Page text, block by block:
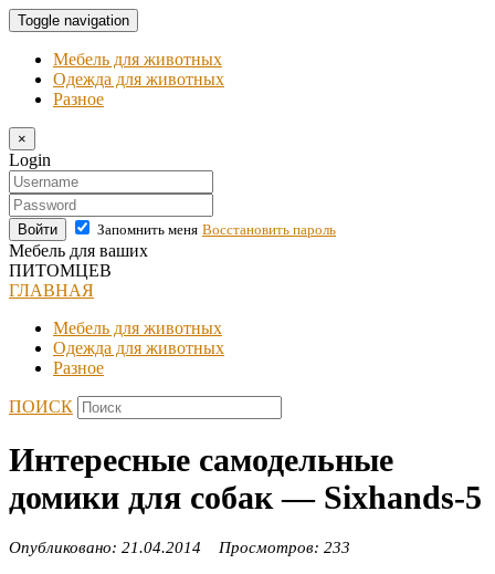
Toggle navigation
Мебель для животных
Одежда для животных
Разное
×
Login
Войти Запомнить меня Восстановить пароль
Мебель для ваших
ПИТОМЦЕВ
ГЛАВНАЯ
Мебель для животных
Одежда для животных
Разное
ПОИСК
Интересные самодельные
домики для собак — Sixhands-5
Опубликовано: 21.04.2014 Просмотров: 233